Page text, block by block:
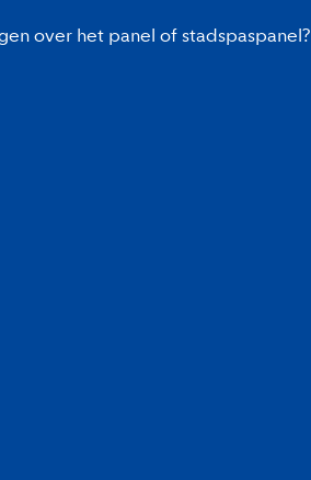
over het panel of stadspaspanel?